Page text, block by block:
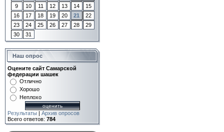
9
10 11 12 13 14
15
16
17 18 19 20 21
22
23
24 25 26 27 28
29
30
31
Наш опрос
Оцените сайт Самарской
федерации шашек
Отлично
Хорошо
Неплохо
Результаты | Архив опросов
Всего ответов: 784